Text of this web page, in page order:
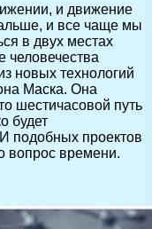
и движение
и все чаще мы
в двух местах
человечества
новых технологий
Маска. Она
шестичасовой путь
будет
подобных проектов
вопрос времени.